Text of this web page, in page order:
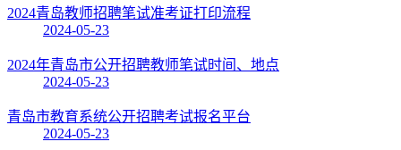
2024青岛教师招聘笔试准考证打印流程
2024-05-23
2024年青岛市公开招聘教师笔试时间、地点
2024-05-23
青岛市教育系统公开招聘考试报名平台
2024-05-23